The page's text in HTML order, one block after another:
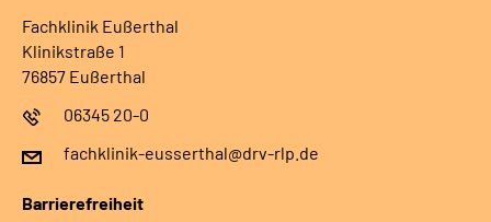
Fachklinik Eußerthal
Klinikstraße 1
76857 Eußerthal
06345 20-0
fachklinik-eusserthal@drv-rlp.de
Barrierefreiheit